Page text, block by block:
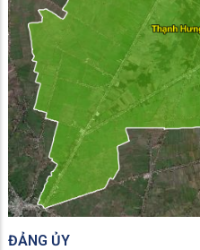
ĐẢNG ỦY